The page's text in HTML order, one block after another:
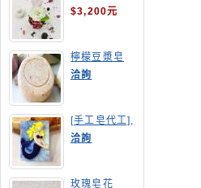
學
$3,200元
檸檬豆漿皂
(溫潤手感皂)
洽詢
[手工皂代工],
美人魚手工皂
洽詢
玫瑰皂花